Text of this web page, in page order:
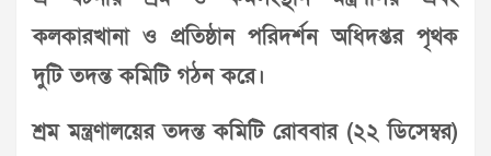
কলকারখানা ও প্রতিষ্ঠান পরিদর্শন অধিদপ্তর পৃথক
দুটি তদন্ত কমিটি গঠন করে।
শ্রম মন্ত্রণালয়ের তদন্ত কমিটি রোববার (২২ ডিসেম্বর)